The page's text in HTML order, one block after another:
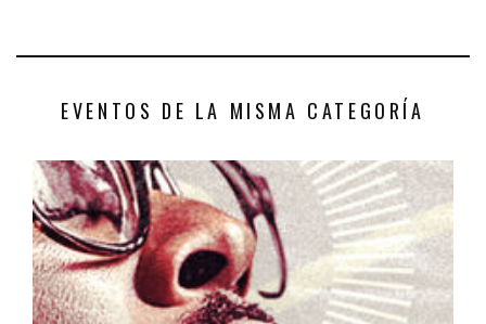
EVENTOS DE LA MISMA CATEGORÍA